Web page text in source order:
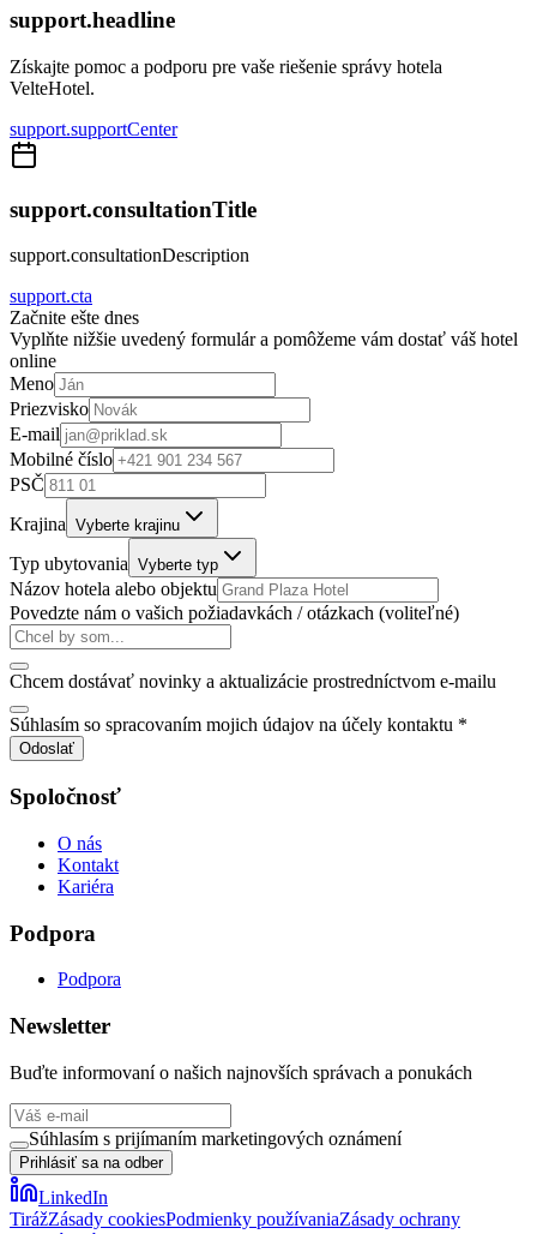
support.headline
Získajte pomoc a podporu pre vaše riešenie správy hotela
VelteHotel.
support.supportCenter
support.consultationTitle
support.consultationDescription
support.cta
Začnite ešte dnes
Vyplňte nižšie uvedený formulár a pomôžeme vám dostať váš hotel
online
Meno
Priezvisko
E-mail
Mobilné číslo
PSČ
Krajina Vyberte krajinu
Typ ubytovania Vyberte typ
Názov hotela alebo objektu
Povedzte nám o vašich požiadavkách / otázkach (voliteľné)
Chcem dostávať novinky a aktualizácie prostredníctvom e-mailu
Súhlasím so spracovaním mojich údajov na účely kontaktu *
Odoslať
Spoločnosť
O nás
Kontakt
Kariéra
Podpora
Podpora
Newsletter
Buďte informovaní o našich najnovších správach a ponukách
Súhlasím s prijímaním marketingových oznámení
Prihlásiť sa na odber
LinkedIn
TirážZásady cookiesPodmienky používaniaZásady ochrany